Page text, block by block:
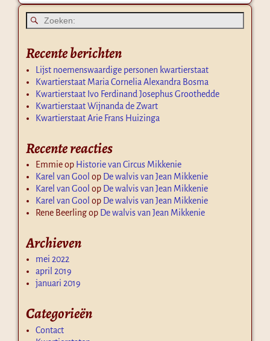
Recente berichten
Lijst noemenswaardige personen kwartierstaat
Kwartierstaat Maria Cornelia Alexandra Bosma
Kwartierstaat Ivo Ferdinand Josephus Groothedde
Kwartierstaat Wijnanda de Zwart
Kwartierstaat Arie Frans Huizinga
Recente reacties
Emmieop Historie van Circus Mikkenie
Karel van Gool op De walvis van Jean Mikkenie
Karel van Gool op De walvis van Jean Mikkenie
Karel van Gool op De walvis van Jean Mikkenie
Rene Beerlingop De walvis van Jean Mikkenie
Archieven
mei 2022
april 2019
januari 2019
Categorieën
Contact